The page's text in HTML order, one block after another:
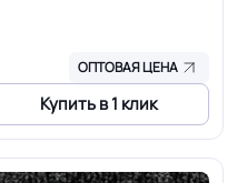
ОПТОВАЯ ЦЕНА
Купить в 1 клик